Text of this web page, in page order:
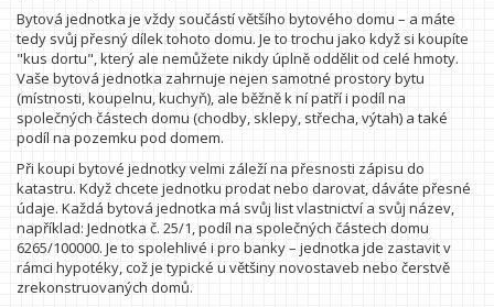
Bytová jednotka je vždy součástí většího bytového domu – a máte
tedy svůj přesný dílek tohoto domu. Je to trochu jako když si koupíte
"kus dortu", který ale nemůžete nikdy úplně oddělit od celé hmoty.
Vaše bytová jednotka zahrnuje nejen samotné prostory bytu
(místnosti, koupelnu, kuchyň), ale běžně k ní patří i podíl na
společných částech domu (chodby, sklepy, střecha, výtah) a také
podíl na pozemku pod domem.
Při koupi bytové jednotky velmi záleží na přesnosti zápisu do
katastru. Když chcete jednotku prodat nebo darovat, dáváte přesné
údaje. Každá bytová jednotka má svůj list vlastnictví a svůj název,
například: Jednotka č. 25/1, podíl na společných částech domu
6265/100000. Je to spolehlivé i pro banky – jednotka jde zastavit v
rámci hypotéky, což je typické u většiny novostaveb nebo čerstvě
zrekonstruovaných domů.